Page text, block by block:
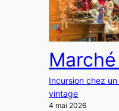
Incursion chez
vintage
4 mai 2026